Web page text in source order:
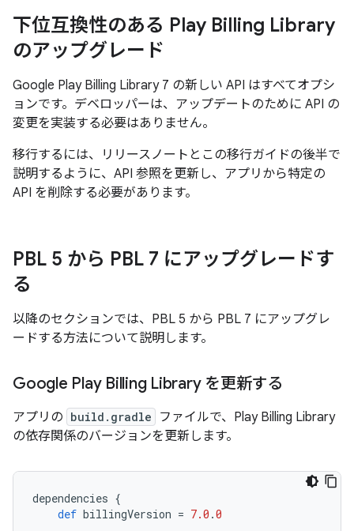
下位互換性のある Play Billing Library
のアップグレード
Google Play Billing Library 7 の新しい API はすべてオプシ
ョンです。デベロッパーは、アップデートのために API の
変更を実装する必要はありません。
移行するには、リリースノートとこの移行ガイドの後半で
説明するように、API 参照を更新し、アプリから特定の
API を削除する必要があります。
PBL 5 から PBL 7 にアップグレードす
る
以降のセクションでは、PBL 5 から PBL 7 にアップグレ
ードする方法について説明します。
Google Play Billing Library を更新する
アプリの build.gradle
ファイルで、Play Billing Library
の依存関係のバージョンを更新します。
dependencies {
def billingVersion = 7.0 .0